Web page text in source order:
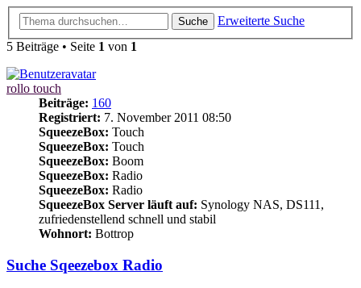
Suche
Erweiterte Suche
5 Beiträge • Seite 1 von 1
rollo touch
Beiträge: 160
Registriert: 7. November 2011 08:50
SqueezeBox: Touch
SqueezeBox: Touch
SqueezeBox: Boom
SqueezeBox: Radio
SqueezeBox: Radio
SqueezeBox Server läuft auf: Synology NAS, DS111,
zufriedenstellend schnell und stabil
Wohnort: Bottrop
Suche Sqeezebox Radio